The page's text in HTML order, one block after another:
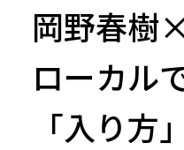
岡野春樹
ローカル
「入り